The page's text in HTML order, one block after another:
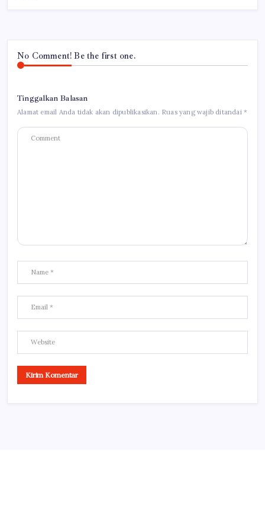
No Comment! Be the first one.
Tinggalkan Balasan
Alamat email Anda tidak akan dipublikasikan. Ruas yang wajib ditandai*